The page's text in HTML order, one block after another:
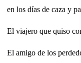
en los días de caza y
El viajero que quiso
El amigo de los